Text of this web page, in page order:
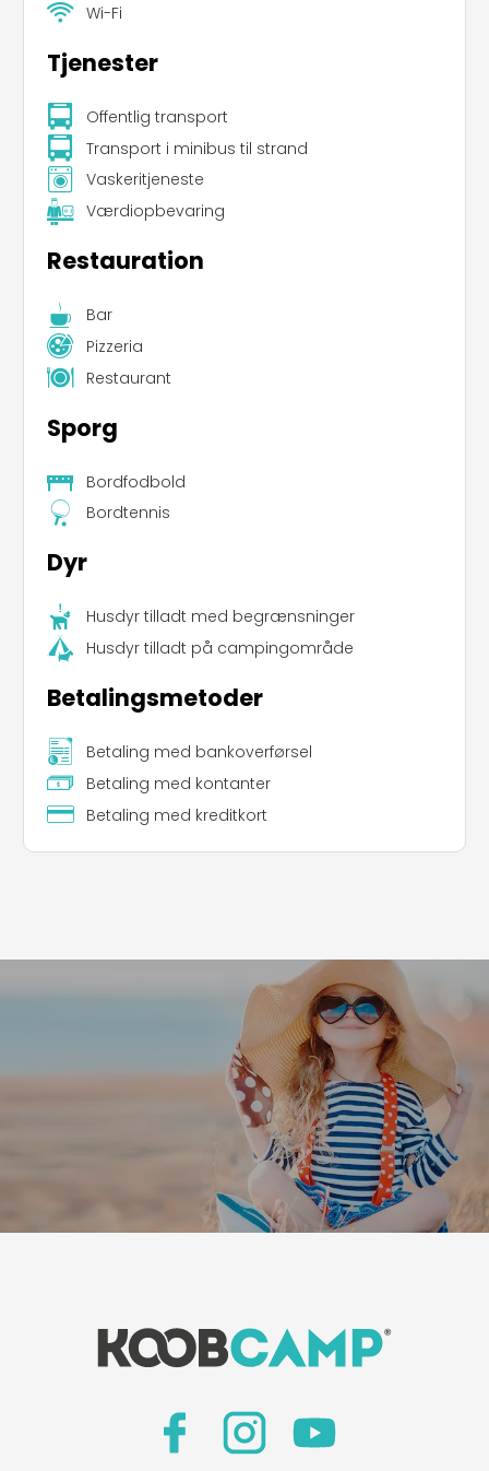
Wi-Fi
Tjenester
Offentlig transport
Transport i minibus til strand
Vaskeritjeneste
Værdiopbevaring
Restauration
Bar
Pizzeria
Restaurant
Sporg
Bordfodbold
Bordtennis
Dyr
Husdyr tilladt med begrænsninger
Husdyr tilladt på campingområde
Betalingsmetoder
Betaling med bankoverførsel
Betaling med kontanter
Betaling med kreditkort